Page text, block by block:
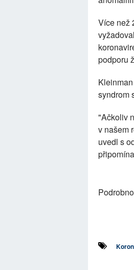
Více než
podporu
syndrom
"Ačkoliv
v našem
uvedl s